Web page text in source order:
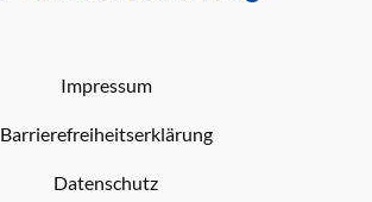
Impressum
Barrierefreiheitserklärung
Datenschutz